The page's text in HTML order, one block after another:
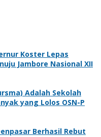
Koster Lepas
Jambore Nasional XII
Adalah Sekolah
yang Lolos OSN-P
Berhasil Rebut